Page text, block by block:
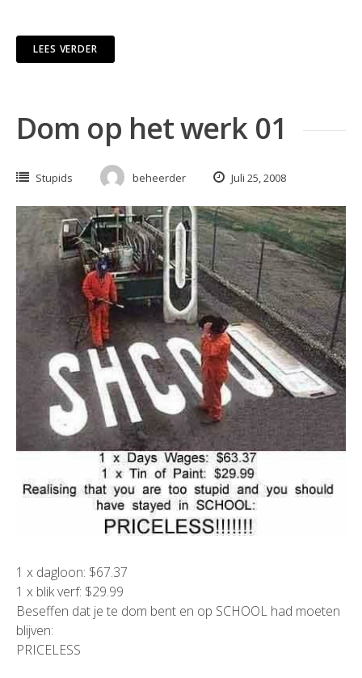
LEES VERDER
Dom op het werk 01
Stupids beheerder Juli 25, 2008
1 x dagloon: $67.37
1 x blik verf: $29.99
Beseffen dat je te dom bent en op SCHOOL had moeten
blijven:
PRICELESS